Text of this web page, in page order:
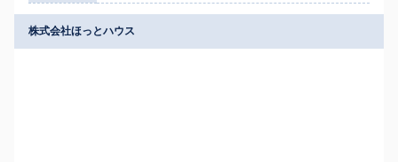
株式会社ほっとハウス